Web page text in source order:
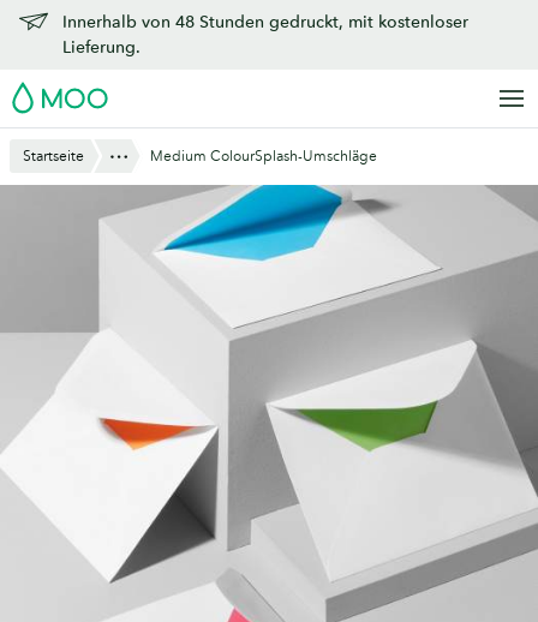
Zu
Hauptinhalt
Innerhalb von 48 Stunden gedruckt, mit kostenloser
Lieferung.
MOO
Startseite AnzeigenMedium ColourSplash-Umschläge